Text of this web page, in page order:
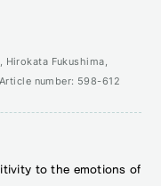
Hirokata Fukushima,
number: 598-612
to the emotions of